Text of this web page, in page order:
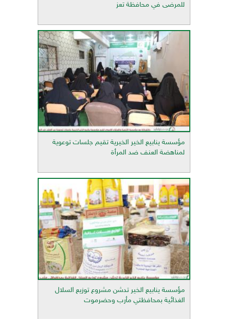
للمرضى في محافظة تعز
مؤسسة ينابيع الخير الخيرية تقيم جلسات توعوية
لمناهضة العنف ضد المرأة
مؤسسة ينابيع الخير تدشن مشروع توزيع السلال
الغذائية بمحافظتي مأرب وحضرموت